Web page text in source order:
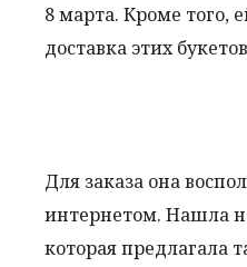
8 марта. Кроме того,
доставка этих
Для заказа она
интернетом. Нашла
которая предлагала